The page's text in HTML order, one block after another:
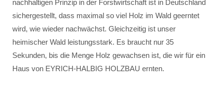
nachhaltigen Prinzip in der Forstwirtschaft ist in Deutschland
sichergestellt, dass maximal so viel Holz im Wald geerntet
wird, wie wieder nachwächst. Gleichzeitig ist unser
heimischer Wald leistungsstark. Es braucht nur 35
Sekunden, bis die Menge Holz gewachsen ist, die wir für ein
Haus von EYRICH-HALBIG HOLZBAU ernten.